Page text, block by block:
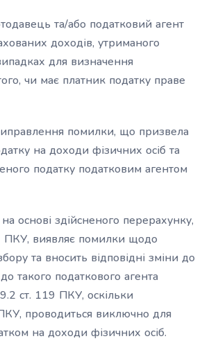
та/або податковий агент
доходів, утриманого
для визначення
чи має платник податку праве
помилки, що призвела
на доходи фізичних осіб та
податку податковим агентом
основі здійсненого перерахунку,
ПКУ, виявляє помилки щодо
та вносить відповідні зміни до
податкового агента
ст. 119 ПКУ, оскільки
проводиться виключно для
на доходи фізичних осіб.